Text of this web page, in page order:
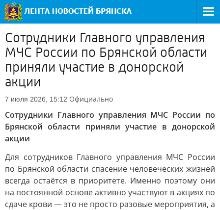
Сотрудники Главного управления
МЧС России по Брянской области
приняли участие в донорской
акции
7 июля 2026, 15:12 Официально
Сотрудники Главного управления МЧС России по
Брянской области приняли участие в донорской
акции
Для сотрудников Главного управления МЧС России
по Брянской области спасение человеческих жизней
всегда остаётся в приоритете. Именно поэтому они
на постоянной основе активно участвуют в акциях по
сдаче крови — это не просто разовые мероприятия, а